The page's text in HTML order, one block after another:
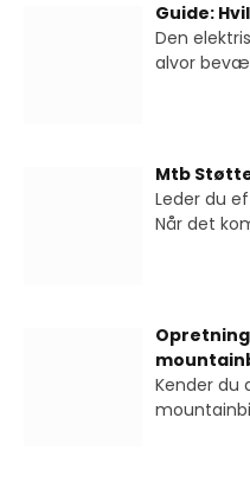
Guide:
Den
alvor
Mtb
Leder du
Når det
Kender du